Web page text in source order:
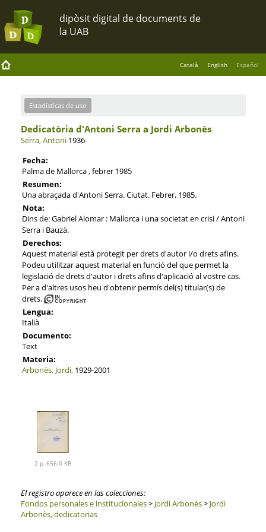
Català English Español
Estadísticas de uso
Dedicatòria d'Antoni Serra a Jordi Arbonès
Serra, Antoni1936-
Fecha:
Palma de Mallorca , febrer 1985
Resumen:
Una abraçada d'Antoni Serra. Ciutat. Febrer, 1985.
Nota:
Dins de: Gabriel Alomar : Mallorca i una societat en crisi / Antoni
Serra i Bauzà.
Derechos:
Aquest material està protegit per drets d'autor i/o drets afins.
Podeu utilitzar aquest material en funció del que permet la
legislació de drets d'autor i drets afins d'aplicació al vostre cas.
Per a d'altres usos heu d'obtenir permís del(s) titular(s) de
drets.
Lengua:
Italià
Documento:
Text
Materia:
Arbonès, Jordi,1929-2001
2 p, 656.0 KB
El registro aparece en las colecciones:
Fondos personales e institucionales> Jordi Arbonès> Jordi
Arbonès, dedicatorias